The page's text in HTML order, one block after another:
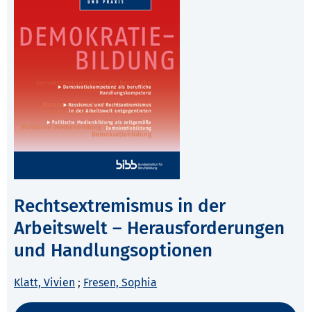
Rechtsextremismus in der
Arbeitswelt – Herausforderungen
und Handlungsoptionen
Klatt, Vivien ; Fresen, Sophia